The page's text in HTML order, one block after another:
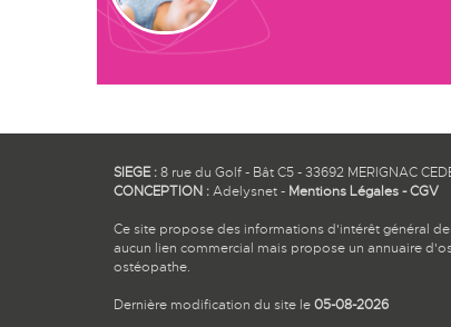
SIEGE :8 rue du Golf - Bât C5 - 33692 MERIGNAC
CONCEPTION :Adelysnet- Mentions Légales-CGV
Ce site propose des informations d'intérêt général
aucun lien commercial mais propose un annuaire
ostéopathe.
Dernière modification du site le05-08-2026